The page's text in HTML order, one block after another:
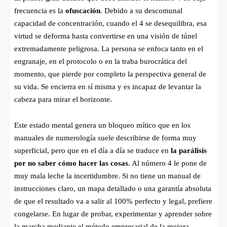
frecuencia es la ofuscación. Debido a su descomunal
capacidad de concentración, cuando el 4 se desequilibra, esa
virtud se deforma hasta convertirse en una visión de túnel
extremadamente peligrosa. La persona se enfoca tanto en el
engranaje, en el protocolo o en la traba burocrática del
momento, que pierde por completo la perspectiva general de
su vida. Se encierra en sí misma y es incapaz de levantar la
cabeza para mirar el horizonte.
Este estado mental genera un bloqueo mítico que en los
manuales de numerología suele describirse de forma muy
superficial, pero que en el día a día se traduce en la parálisis
por no saber cómo hacer las cosas. Al número 4 le pone de
muy mala leche la incertidumbre. Si no tiene un manual de
instrucciones claro, un mapa detallado o una garantía absoluta
de que el resultado va a salir al 100% perfecto y legal, prefiere
congelarse. En lugar de probar, experimentar y aprender sobre